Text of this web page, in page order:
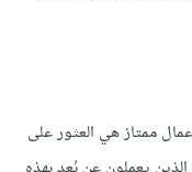
ممتاز هي العثور على